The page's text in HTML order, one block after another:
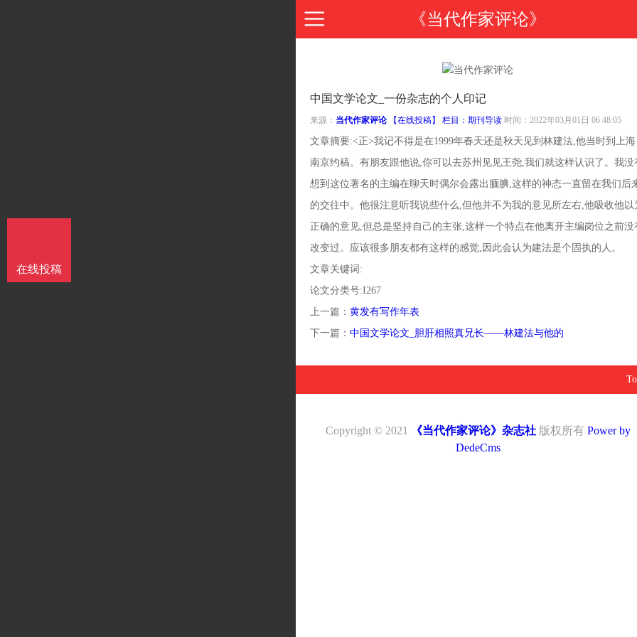
《当代作家评论》
页
期
刊
导
投
稿
指
南
邮
箱
投
在
线
联
中国文学论文_一份杂志的个人印记
来源： 当代作家评论 【在线投稿】 栏目： 期刊导读 时间：2022年03月01日 06:48:05
文章摘要:<正>我记不得是在1999年春天还是秋天见到林建法,他当时到上
南京约稿。有朋友跟他说,你可以去苏州见见王尧,我们就这样认识了。我没
想到这位著名的主编在聊天时偶尔会露出腼腆,这样的神态一直留在我们后
的交往中。他很注意听我说些什么,但他并不为我的意见所左右,他吸收他以
正确的意见,但总是坚持自己的主张,这样一个特点在他离开主编岗位之前没
改变过。应该很多朋友都有这样的感觉,因此会认为建法是个固执的人。
文章关键词:
论文分类号:I267
上一篇： 黄发有写作年表
下一篇： 中国文学论文_胆肝相照真兄长——林建法与他的
Copyright © 2021 《当代作家评论》杂志社版权所有 Power by
DedeCms
在线投稿